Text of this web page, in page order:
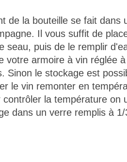
de la bouteille se fait dans
Il vous suffit de
seau, puis de le remplir
votre armoire à vin réglée
Sinon le stockage est
le vin remonter en
la température on
dans un verre remplis à